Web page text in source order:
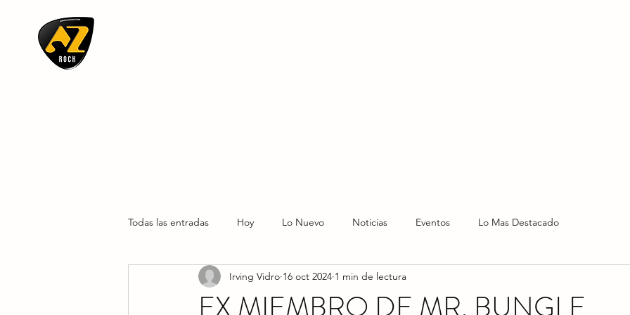
Todas las entradas Hoy Lo Nuevo Noticias Eventos Lo Mas Destacado
EX MIEMBRO DE MR. BUNGLE
Irving Vidro 16 oct 2024 1 min de lectura